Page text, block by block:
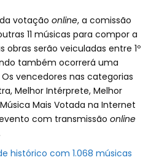
votação online, a comissão
11 músicas para compor a
obras serão veiculadas entre 1º
também ocorrerá uma
vencedores nas categorias
Melhor Intérprete, Melhor
Mais Votada na Internet
com transmissão online
histórico com 1.068 músicas